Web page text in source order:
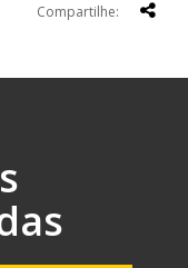
Compartilhe: